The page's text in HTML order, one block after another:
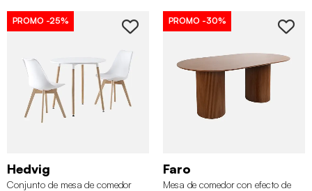
PROMO -25%
Hedvig
Conjunto de mesa de comedor
PROMO -30%
Faro
Mesa de comedor con efecto de